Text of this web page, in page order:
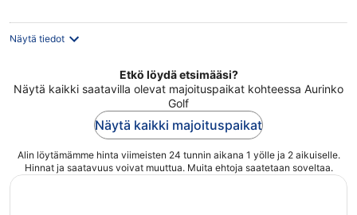
Näytä tiedot
Etkö löydä etsimääsi?
Näytä kaikki saatavilla olevat majoituspaikat kohteessa Aurinko
Golf
Näytä kaikki majoituspaikat
Alin löytämämme hinta viimeisten 24 tunnin aikana 1 yölle ja 2 aikuiselle.
Hinnat ja saatavuus voivat muuttua. Muita ehtoja saatetaan soveltaa.